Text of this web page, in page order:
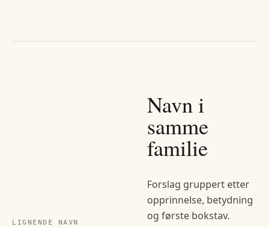
LIGNENDE NAVN
Navn i
samme
familie
Forslag gruppert etter
opprinnelse, betydning
og første bokstav.